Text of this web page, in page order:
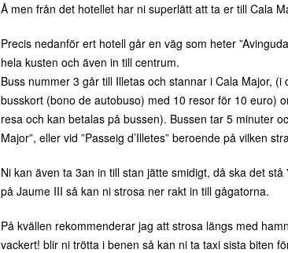
Å men från det hotellet har ni superlätt att ta er till Cala
Precis nedanför ert hotell går en väg som heter
hela kusten och även in till centrum.
Buss nummer 3 går till Illetas och stannar i Cala Major,
busskort (bono de autobuso) med 10 resor för 10 euro)
resa och kan betalas på bussen). Bussen tar 5 minuter
Major”, eller vid ”Passeig d’Illetes” beroende på vilken
Ni kan även ta 3an in till stan jätte smidigt, då ska det stå
på Jaume III så kan ni strosa ner rakt in till gågatorna.
På kvällen rekommenderar jag att strosa längs med
vackert! blir ni trötta i benen så kan ni ta taxi sista biten